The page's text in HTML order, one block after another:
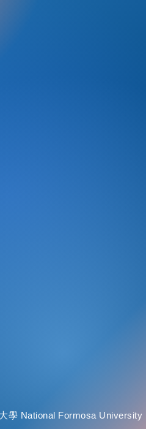
學 National Formosa University